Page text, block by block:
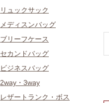
リュックサック
メディスンバッグ
ブリーフケース
セカンドバッグ
ビジネスバッグ
2way・3way
レザートランク・ボス